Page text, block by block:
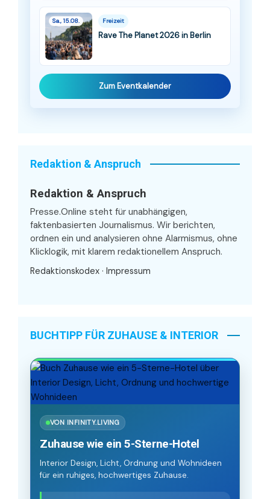
Sa., 15.08. Freizeit
Rave The Planet 2026 in Berlin
Zum Eventkalender
Redaktion & Anspruch
Redaktion & Anspruch
Presse.Online steht für unabhängigen,
faktenbasierten Journalismus. Wir berichten,
ordnen ein und analysieren ohne Alarmismus, ohne
Klicklogik, mit klarem redaktionellem Anspruch.
Redaktionskodex · Impressum
BUCHTIPP FÜR ZUHAUSE & INTERIOR
VON INFINITY.LIVING
Zuhause wie ein 5-Sterne-Hotel
Interior Design, Licht, Ordnung und Wohnideen
für ein ruhiges, hochwertiges Zuhause.